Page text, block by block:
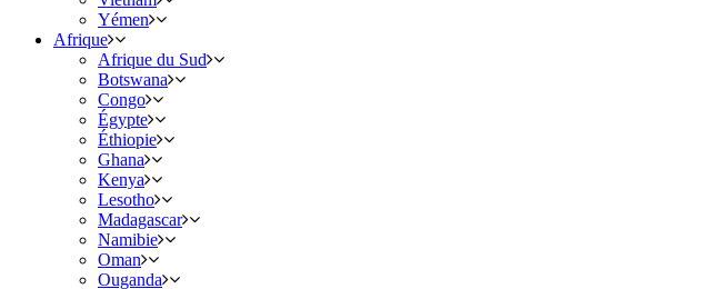
Yémen
Afrique
Afrique du Sud
Botswana
Congo
Égypte
Éthiopie
Ghana
Kenya
Lesotho
Madagascar
Namibie
Oman
Ouganda